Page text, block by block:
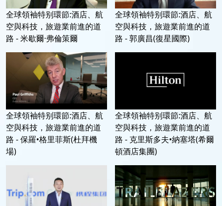
全球領袖特别環節:酒店、航
空與科技，旅遊業前進的道
路 - 米歇爾·弗倫策爾
全球領袖特别環節:酒店、航
空與科技，旅遊業前進的道
路 - 郭廣昌(復星國際)
全球領袖特别環節:酒店、航
空與科技，旅遊業前進的道
路 - 保羅•格里菲斯(杜拜機
場)
全球領袖特别環節:酒店、航
空與科技，旅遊業前進的道
路 - 克里斯多夫•納塞塔(希爾
頓酒店集團)